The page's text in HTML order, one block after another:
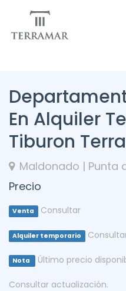
En Alquiler
Tiburon
Maldonado | Punta
Precio
Venta Consultar
Alquiler temporario
Nota Último precio
Consultar actualización.